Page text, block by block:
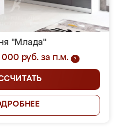
"Млада"
руб. за п.м.
?